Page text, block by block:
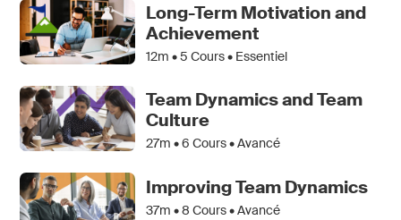
Long-Term Motivation and
Achievement
12m •5 Cours • Essentiel
Team Dynamics and Team
Culture
27m •6 Cours • Avancé
Improving Team Dynamics
37m •8 Cours • Avancé